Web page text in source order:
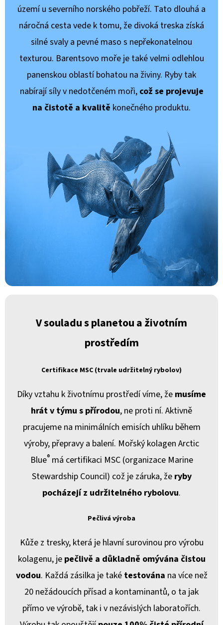
území u severního norského pobřeží. Tato dlouhá a
náročná cesta vede k tomu, že divoká treska získá
silné svaly a pevné maso s nepřekonatelnou
texturou. Barentsovo moře je také velmi odlehlou
panenskou oblastí bohatou na živiny. Ryby tak
nabírají síly v nedotčeném moři, což se projevuje
na čistotě a kvalitě konečného produktu.
V souladu s planetou a životním
prostředím
Certifikace MSC (trvale udržitelný rybolov)
Díky vztahu k životnímu prostředí víme, že musíme
hrát v týmu s přírodou, ne proti ní. Aktivně
pracujeme na minimálních emisích uhlíku během
výroby, přepravy a balení. Mořský kolagen Arctic
Blue®má certifikaci MSC (organizace Marine
Stewardship Council) což je záruka, že ryby
pocházejí z udržitelného rybolovu.
Pečlivá výroba
Kůže z tresky, která je hlavní surovinou pro výrobu
kolagenu, je pečlivě a důkladně omývána čistou
vodou. Každá zásilka je také testována na více než
20 nežádoucích přísad a kontaminantů, o ta jak
přímo ve výrobě, tak i v nezávislých laboratořích.